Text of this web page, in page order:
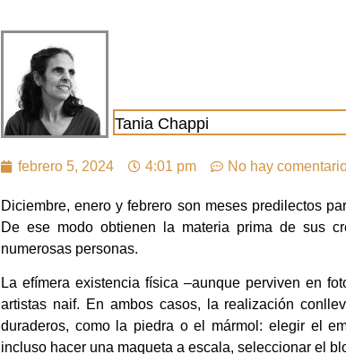
Tania Chappi
febrero 5, 2024 4:01 pm No hay
Diciembre, enero y febrero son meses predilectos
De ese modo obtienen la materia prima de sus
numerosas personas.
La efímera existencia física –aunque perviven en
artistas naif. En ambos casos, la realización
duraderos, como la piedra o el mármol: elegir el
incluso hacer una maqueta a escala, seleccionar el